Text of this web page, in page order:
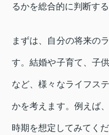
るかを総合的に判断す
まずは、自分の将来の
す。結婚や子育て、子
など、様々なライフス
かを考えます。例えば
時期を想定してみてくだ